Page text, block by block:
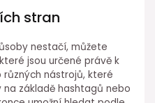
stran
nestačí, můžete
jsou určené právě k
různých nástrojů, které
základě hashtagů nebo